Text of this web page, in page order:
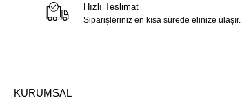
Hızlı Teslimat
Siparişleriniz en kısa sürede elinize ulaşır.
KURUMSAL